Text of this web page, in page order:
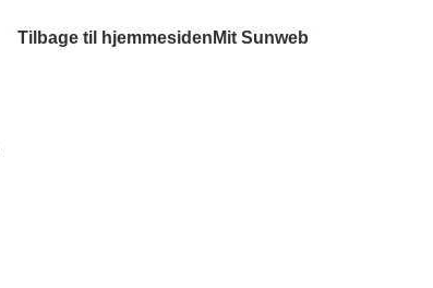
Tilbage til hjemmesiden Mit Sunweb